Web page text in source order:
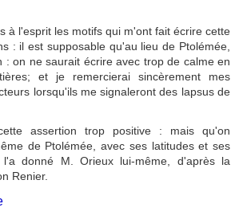
à l'esprit les motifs qui m'ont fait écrire cette
: il est supposable qu'au lieu de Ptolémée,
: on ne saurait écrire avec trop de calme en
et je remercierai sincèrement mes
lorsqu'ils me signaleront des lapsus de
assertion trop positive : mais qu'on
de Ptolémée, avec ses latitudes et ses
donné M. Orieux lui-même, d'après la
Renier.